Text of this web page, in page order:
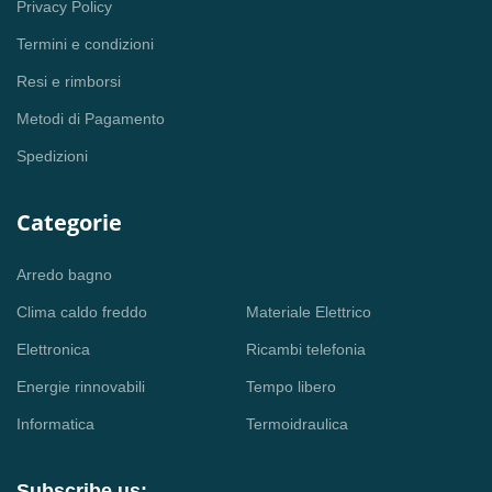
Privacy Policy
Termini e condizioni
Resi e rimborsi
Metodi di Pagamento
Spedizioni
Categorie
Arredo bagno
Clima caldo freddo
Elettronica
Energie rinnovabili
Informatica
Materiale Elettrico
Ricambi telefonia
Tempo libero
Termoidraulica